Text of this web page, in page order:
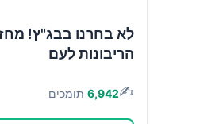
לא בחרנו בבג"ץ!
הריבונות לעם
✍️
6,942 תומכים